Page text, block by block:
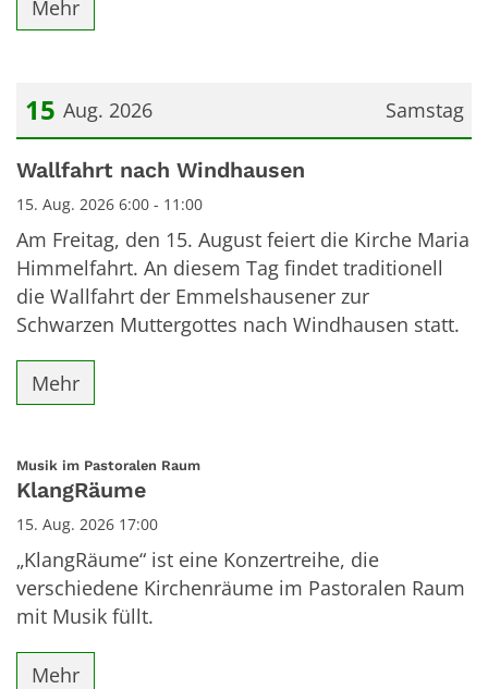
Mehr
Samstag
15 Aug. 2026
Datum: 15. August 2026
Wallfahrt nach Windhausen
15. Aug. 2026 6:00 - 11:00
Am Freitag, den 15. August feiert die Kirche Maria
Himmelfahrt. An diesem Tag findet traditionell
die Wallfahrt der Emmelshausener zur
Schwarzen Muttergottes nach Windhausen statt.
Mehr
Musik im Pastoralen Raum:
KlangRäume
15. Aug. 2026 17:00
„KlangRäume“ ist eine Konzertreihe, die
verschiedene Kirchenräume im Pastoralen Raum
mit Musik füllt.
Mehr